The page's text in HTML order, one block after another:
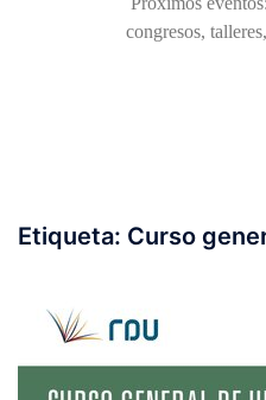
congresos,
Etiqueta: Curso